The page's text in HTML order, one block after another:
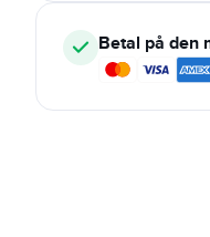
Betal på den